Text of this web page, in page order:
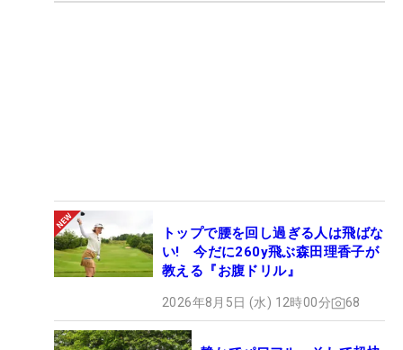
トップで腰を回し過ぎる人は飛ばな
い! 今だに260y飛ぶ森田理香子が
教える『お腹ドリル』
2026年8月5日 (水) 12時00分 68